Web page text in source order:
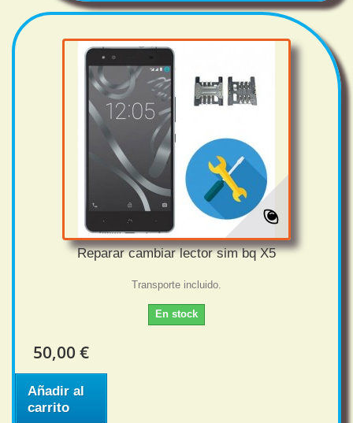
Reparar cambiar lector sim bq X5
Transporte incluido.
En stock
50,00 €
Añadir al
carrito